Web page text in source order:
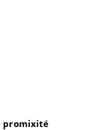
promixité